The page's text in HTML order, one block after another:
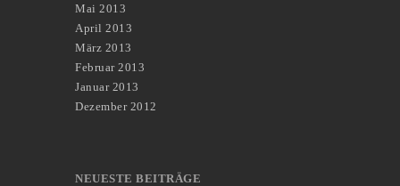
Mai 2013
April 2013
März 2013
Februar 2013
Januar 2013
Dezember 2012
NEUESTE BEITRÄGE